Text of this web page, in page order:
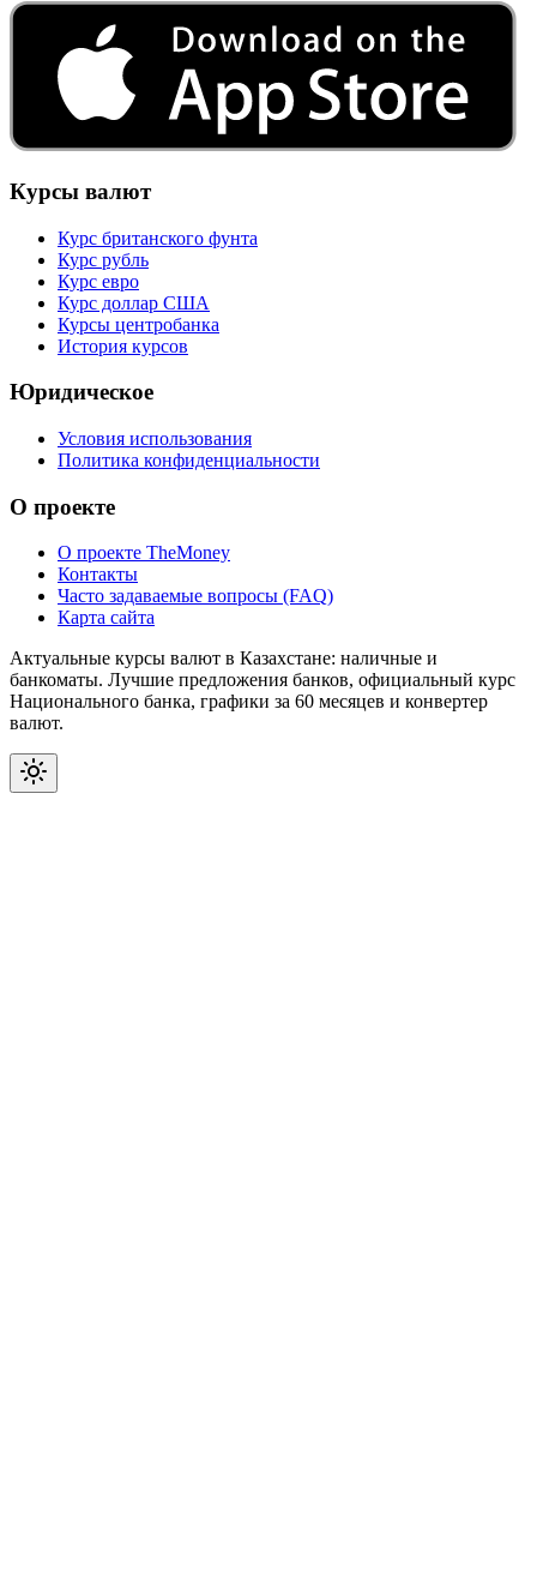
Курсы валют
Курс британского фунта
Курс рубль
Курс евро
Курс доллар США
Курсы центробанка
История курсов
Юридическое
Условия использования
Политика конфиденциальности
О проекте
О проекте TheMoney
Контакты
Часто задаваемые вопросы (FAQ)
Карта сайта
Актуальные курсы валют в Казахстане: наличные и
банкоматы. Лучшие предложения банков, официальный курс
Национального банка, графики за 60 месяцев и конвертер
валют.